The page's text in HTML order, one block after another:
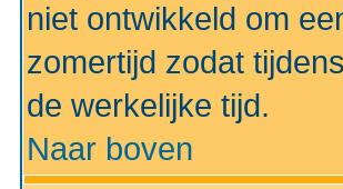
niet ontwikkeld om
zomertijd zodat
de werkelijke tijd.
Naar boven